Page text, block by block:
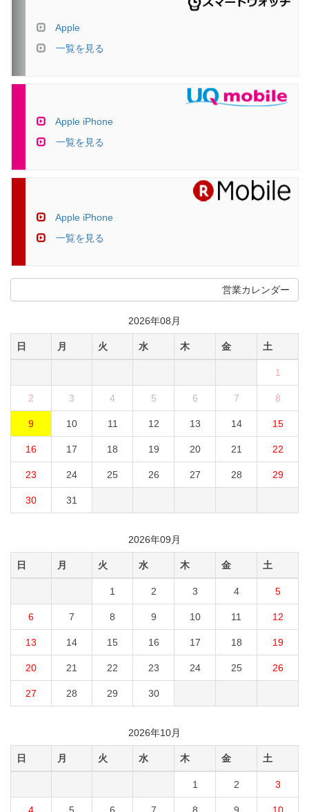
Apple
一覧を見る
Apple iPhone
一覧を見る
Apple iPhone
一覧を見る
営業カレンダー
2026年08月
日 月 火 水 木 金 土
1
2 3 4 5 6 7 8
9 10 11 12 13 14 15
16 17 18 19 20 21 22
23 24 25 26 27 28 29
30 31
2026年09月
日 月 火 水 木 金 土
1 2 3 4 5
6 7 8 9 10 11 12
13 14 15 16 17 18 19
20 21 22 23 24 25 26
27 28 29 30
2026年10月
日 月 火 水 木 金 土
1 2 3